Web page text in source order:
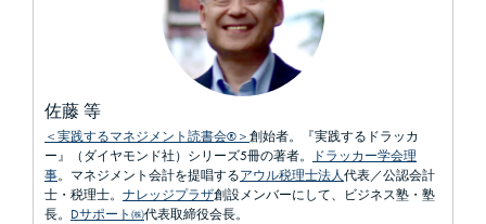
佐藤 等
＜実践するマネジメント読書会®＞創始者。『実践するドラッカ
ー』（ダイヤモンド社）シリーズ5冊の著者。
ドラッカー学会理
事。マネジメント会計を提唱するアウル税理士法人代表／公認会計
士・税理士。 ナレッジプラザ創設メンバーにして、ビジネス塾・塾
長。 Dサポート㈱代表取締役会長。